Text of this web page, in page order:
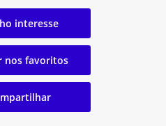
interesse
nos favoritos